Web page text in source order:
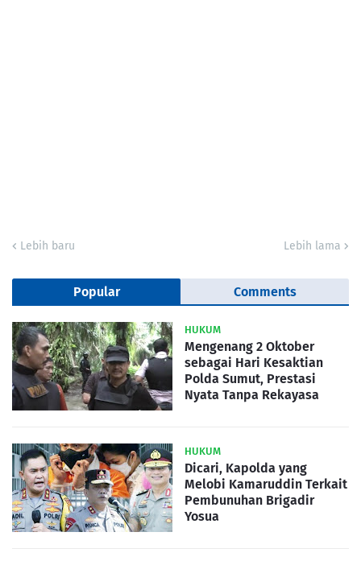
Lebih baru Lebih lama
Popular Comments
HUKUM
Mengenang 2 Oktober
sebagai Hari Kesaktian
Polda Sumut, Prestasi
Nyata Tanpa Rekayasa
HUKUM
Dicari, Kapolda yang
Melobi Kamaruddin Terkait
Pembunuhan Brigadir
Yosua